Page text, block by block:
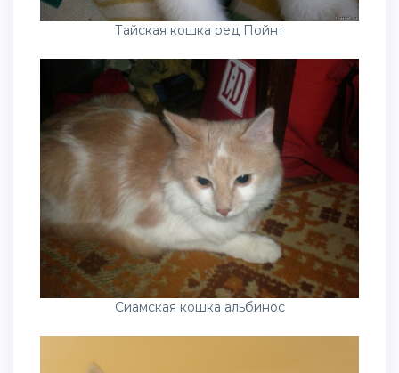
Тайская кошка ред Пойнт
Сиамская кошка альбинос